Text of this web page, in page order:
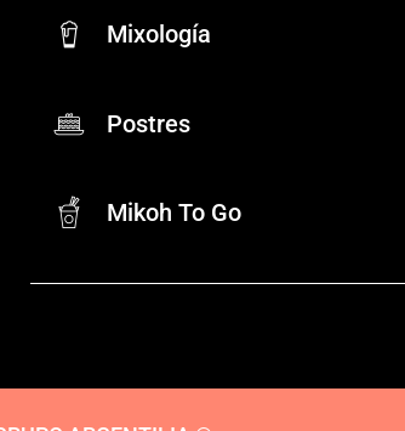
Mixología
Postres
Mikoh To Go